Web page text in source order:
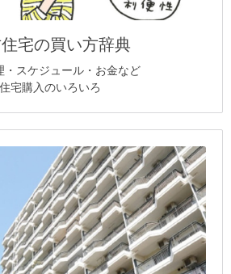
宅の買い方辞典
・スケジュール・お金など
住宅購入のいろいろ